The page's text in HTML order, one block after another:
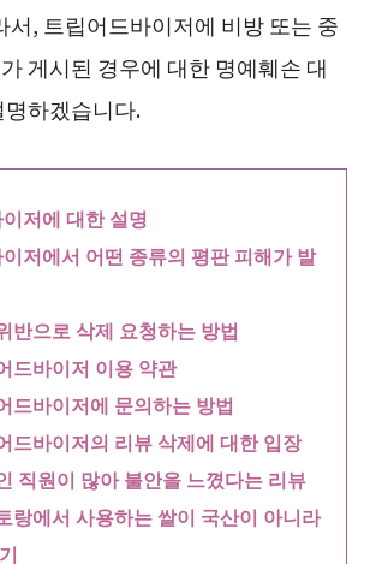
서, 트립어드바이저에 비방 또는 중
게시된 경우에 대한 명예훼손 대
하겠습니다.
저에 대한 설명
저에서 어떤 종류의 평판 피해가 발
반으로 삭제 요청하는 방법
드바이저 이용 약관
드바이저에 문의하는 방법
드바이저의 리뷰 삭제에 대한 입장
직원이 많아 불안을 느꼈다는 리뷰
랑에서 사용하는 쌀이 국산이 아니라